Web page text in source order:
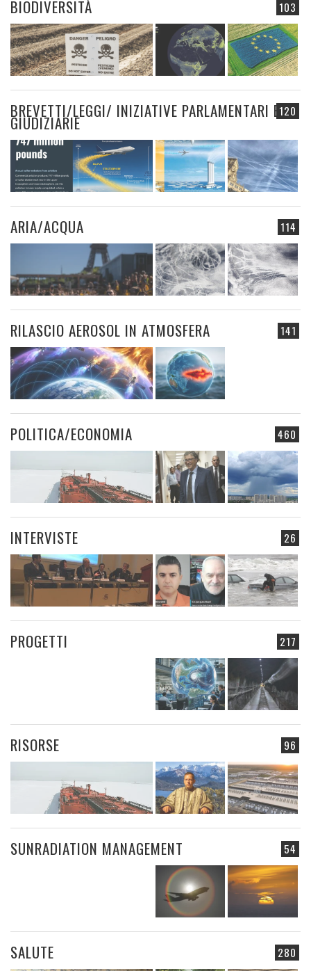
103
BIODIVERSITÀ
120
BREVETTI/LEGGI/ INIZIATIVE PARLAMENTARI E
GIUDIZIARIE
114
ARIA/ACQUA
141
RILASCIO AEROSOL IN ATMOSFERA
460
POLITICA/ECONOMIA
26
INTERVISTE
217
PROGETTI
96
RISORSE
54
SUNRADIATION MANAGEMENT
280
SALUTE